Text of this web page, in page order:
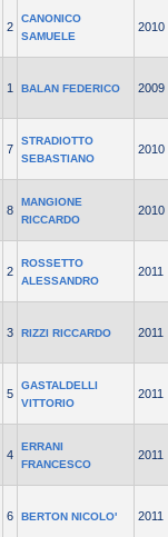
2
CANONICO
SAMUELE
2010
1 BALAN FEDERICO 2009
7
STRADIOTTO
SEBASTIANO
2010
8
MANGIONE
RICCARDO
2010
2
ROSSETTO
ALESSANDRO
2011
3 RIZZI RICCARDO 2011
5
GASTALDELLI
VITTORIO
2011
4
ERRANI
FRANCESCO
2011
6 BERTON NICOLO' 2011